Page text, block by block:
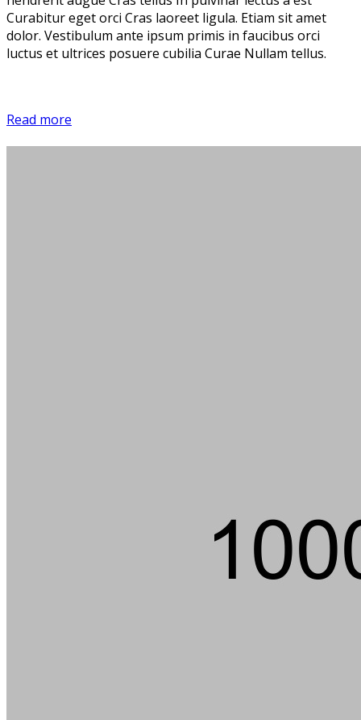
Curabitur eget orci Cras laoreet ligula. Etiam sit amet
dolor. Vestibulum ante ipsum primis in faucibus orci
luctus et ultrices posuere cubilia Curae Nullam tellus.
Read more